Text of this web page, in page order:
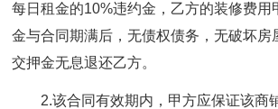
每日租金的10%违约金，乙方的装修费用
金与合同期满后，无债权债务，无破坏房
交押金无息退还乙方。
2.该合同有效期内，甲方应保证该商